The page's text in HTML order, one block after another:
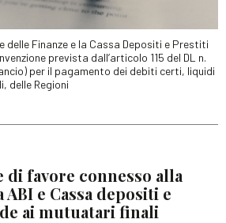
delle Finanze e la Cassa Depositi e Prestiti
prevista dall’articolo 115 del DL n.
per il pagamento dei debiti certi, liquidi
delle Regioni
favore connesso alla
e Cassa depositi e
ai mutuatari finali